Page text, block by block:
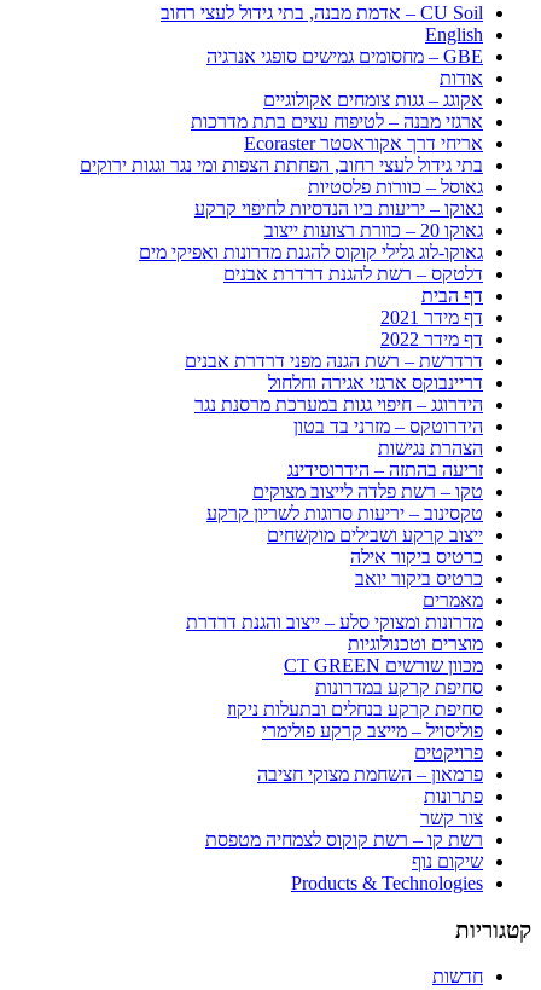
CU Soil – אדמת מבנה, בתי גידול לעצי רחוב
English
GBE – מחסומים גמישים סופגי אנרגיה
אודות
אקוגג – גגות צומחים אקולוגיים
ארגזי מבנה – לטיפוח עצים בתת מדרכות
אריחי דרך אקוראסטר Ecoraster
בתי גידול לעצי רחוב, הפחתת הצפות ומי נגר וגגות ירוקים
גאוסל – כוורות פלסטיות
גאוקו – יריעות ביו הנדסיות לחיפוי קרקע
גאוקו 20 – כוורת רצועות ייצוב
גאוקו-לוג גלילי קוקוס להגנת מדרונות ואפיקי מים
דלטקס – רשת להגנת דרדרת אבנים
דף הבית
דף מידר 2021
דף מידר 2022
דרדרשת – רשת הגנה מפני דרדרת אבנים
דריינבוקס ארגזי אגירה וחלחול
הידרוגג – חיפוי גגות במערכת מרסנת נגר
הידרוטקס – מזרני בד בטון
הצהרת נגישות
זריעה בהתזה – הידרוסידינג
טקו – רשת פלדה לייצוב מצוקים
טקסינוב – יריעות סרוגות לשריון קרקע
ייצוב קרקע ושבילים מוקשחים
כרטיס ביקור אילה
כרטיס ביקור יואב
מאמרים
מדרונות ומצוקי סלע – ייצוב והגנת דרדרת
מוצרים וטכנולוגיות
מכוון שורשים CT GREEN
סחיפת קרקע במדרונות
סחיפת קרקע בנחלים ובתעלות ניקוז
פוליסויל – מייצב קרקע פולימרי
פרויקטים
פרמאון – השחמת מצוקי חציבה
פתרונות
צור קשר
רשת קו – רשת קוקוס לצמחיה מטפסת
שיקום נוף
Products & Technologies
קטגוריות
חדשות